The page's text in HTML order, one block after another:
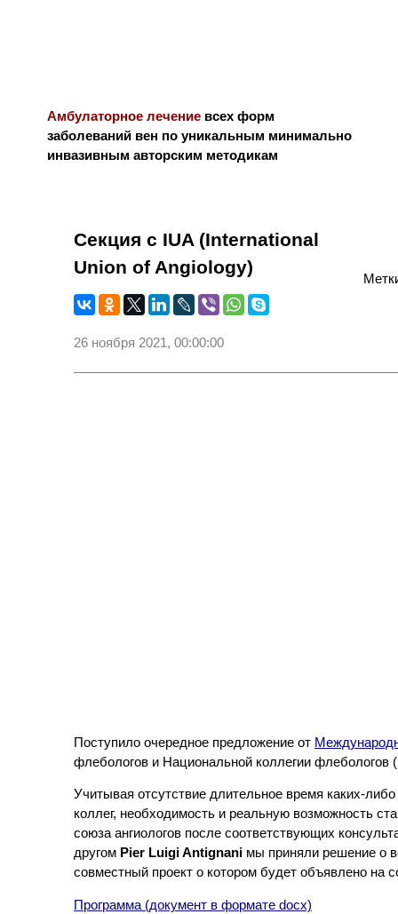
Амбулаторное лечение всех форм
заболеваний вен по уникальным минимально
инвазивным авторским методикам
Секция с IUA (International
Union of Angiology)
26 ноября 2021, 00:00:00
Поступило очередное предложение от
флебологов и Национальной коллегии флебологов
Учитывая отсутствие длительное время каких-
коллег, необходимость и реальную возможность
союза ангиологов после соответствующих
другом Pier Luigi Antignani мы приняли решение о
совместный проект о котором будет объявлено на
Программа (документ в формате docx)